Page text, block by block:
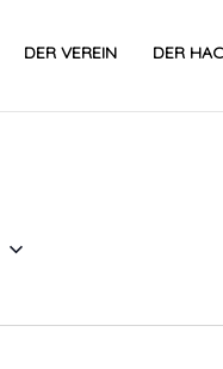
DER VEREIN DER